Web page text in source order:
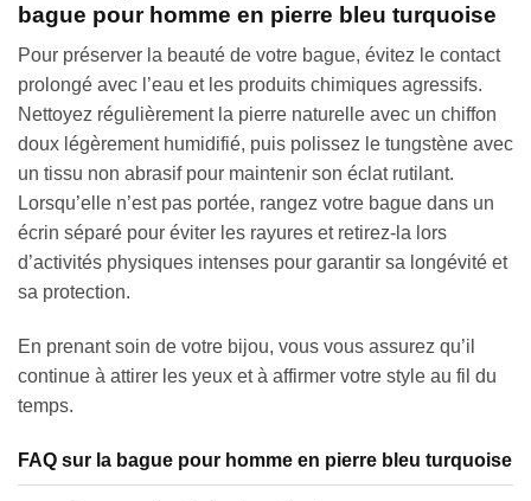
bague pour homme en pierre bleu turquoise
Pour préserver la beauté de votre bague, évitez le contact
prolongé avec l’eau et les produits chimiques agressifs.
Nettoyez régulièrement la pierre naturelle avec un chiffon
doux légèrement humidifié, puis polissez le tungstène avec
un tissu non abrasif pour maintenir son éclat rutilant.
Lorsqu’elle n’est pas portée, rangez votre bague dans un
écrin séparé pour éviter les rayures et retirez-la lors
d’activités physiques intenses pour garantir sa longévité et
sa protection.
En prenant soin de votre bijou, vous vous assurez qu’il
continue à attirer les yeux et à affirmer votre style au fil du
temps.
FAQ sur la bague pour homme en pierre bleu turquoise